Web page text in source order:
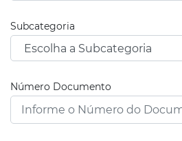
Subcategoria
Número Documento